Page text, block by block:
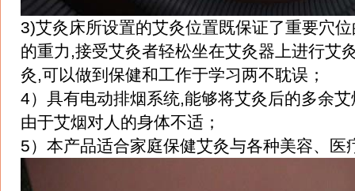
3)艾灸床所设置的艾灸位置既保证了重要穴
的重力,接受艾灸者轻松坐在艾灸器上进行艾
灸,可以做到保健和工作于学习两不耽误；
4）具有电动排烟系统,能够将艾灸后的多余
由于艾烟对人的身体不适；
5）本产品适合家庭保健艾灸与各种美容、医